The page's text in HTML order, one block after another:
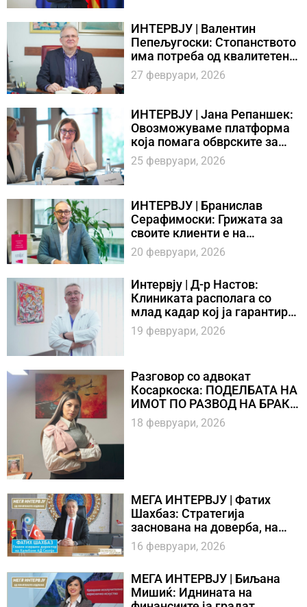
ИНТЕРВЈУ | Валентин
Пепељугоски: Стопанството
има потреба од квалитетен и
од специјализиран судски
кадар
27 февруари, 2026
ИНТЕРВЈУ | Јана Репаншек:
Овозможуваме платформа
која помага обврските за
реформи да се претворат во
резултати
25 февруари, 2026
ИНТЕРВЈУ | Бранислав
Серафимоски: Грижата за
своите клиенти е на
највисоко ниво
20 февруари, 2026
Интервју | Д-р Настов:
Клиниката располага со
млад кадар кој ја гарантира
иднината на врвната
хирургија во Клиниката и во
19 февруари, 2026
Разговор со адвокат
Косаркоска: ПОДЕЛБАТА НА
ИМОТ ПО РАЗВОД НА БРАК Е
50 – 50, НО ПОСТОЈАТ
ИСКЛУЧОЦИ
18 февруари, 2026
МЕГА ИНТЕРВЈУ | Фатих
Шахбаз: Стратегија
заснована на доверба, на
иновации и на одржливост −
клуч на успехот на Халкбанк
16 февруари, 2026
МЕГА ИНТЕРВЈУ | Биљана
Мишиќ: Иднината на